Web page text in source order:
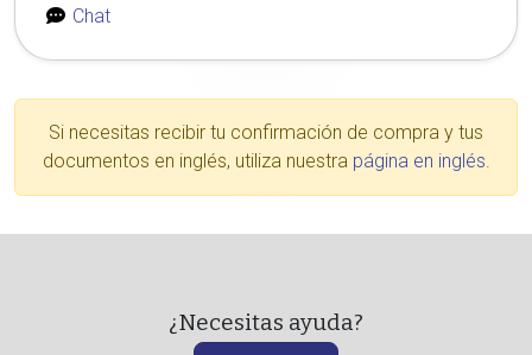
Chat
Si necesitas recibir tu confirmación de compra y tus
documentos en inglés, utiliza nuestra página en inglés.
¿Necesitas ayuda?